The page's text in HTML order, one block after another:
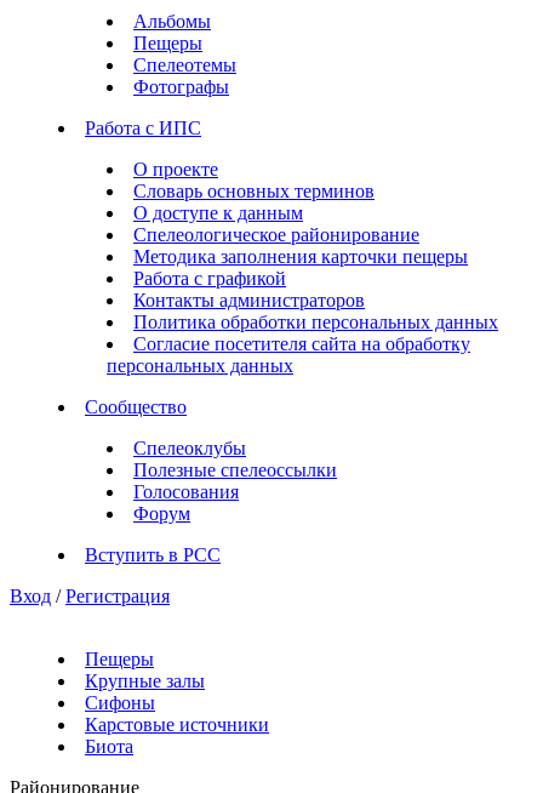
Альбомы
Пещеры
Спелеотемы
Фотографы
Работа с ИПС
О проекте
Словарь основных терминов
О доступе к данным
Спелеологическое районирование
Методика заполнения карточки пещеры
Работа с графикой
Контакты администраторов
Политика обработки персональных данных
Согласие посетителя сайта на обработку
персональных данных
Сообщество
Спелеоклубы
Полезные спелеоссылки
Голосования
Форум
Вступить в РСС
Вход / Регистрация
Пещеры
Крупные залы
Сифоны
Карстовые источники
Биота
Районирование